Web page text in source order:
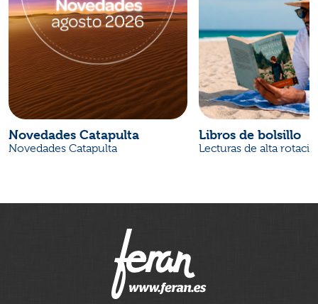
Novedades Catapulta
Novedades Catapulta
Libros de bolsillo
Lecturas de alta